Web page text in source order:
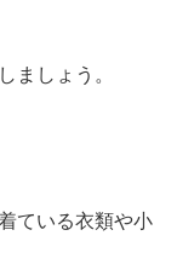
ましょう。
ている衣類や小